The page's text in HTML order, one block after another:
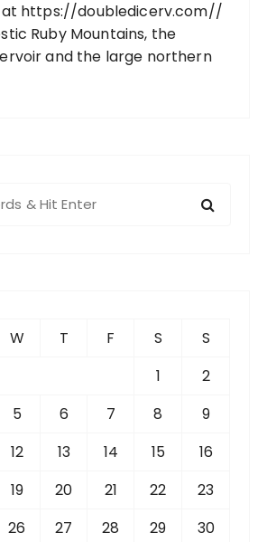
https://doubledicerv.com//
Ruby Mountains, the
and the large northern
W T F S
S
1
2
5 6 7 8
9
12 13 14 15
16
19 20 21 22
23
26 27 28 29
30